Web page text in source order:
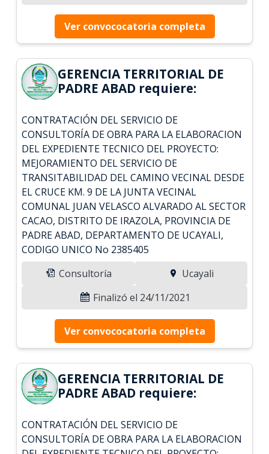
Ver convococatoria completa
GERENCIA TERRITORIAL DE
PADRE ABAD requiere:
CONTRATACIÓN DEL SERVICIO DE
CONSULTORÍA DE OBRA PARA LA ELABORACION
DEL EXPEDIENTE TECNICO DEL PROYECTO:
MEJORAMIENTO DEL SERVICIO DE
TRANSITABILIDAD DEL CAMINO VECINAL DESDE
EL CRUCE KM. 9 DE LA JUNTA VECINAL
COMUNAL JUAN VELASCO ALVARADO AL SECTOR
CACAO, DISTRITO DE IRAZOLA, PROVINCIA DE
PADRE ABAD, DEPARTAMENTO DE UCAYALI,
CODIGO UNICO No 2385405
Consultoría
Ucayali
Finalizó el 24/11/2021
Ver convococatoria completa
GERENCIA TERRITORIAL DE
PADRE ABAD requiere:
CONTRATACIÓN DEL SERVICIO DE
CONSULTORÍA DE OBRA PARA LA ELABORACION